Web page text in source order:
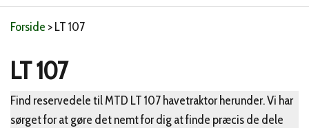
Forside >LT 107
LT 107
Find reservedele til MTD LT 107 havetraktor herunder. Vi har
sørget for at gøre det nemt for dig at finde præcis de dele